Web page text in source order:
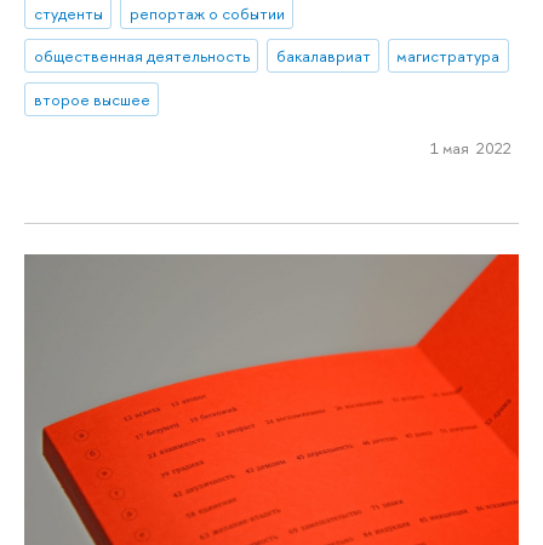
студенты
репортаж о событии
общественная деятельность
бакалавриат
магистратура
второе высшее
1 мая 2022